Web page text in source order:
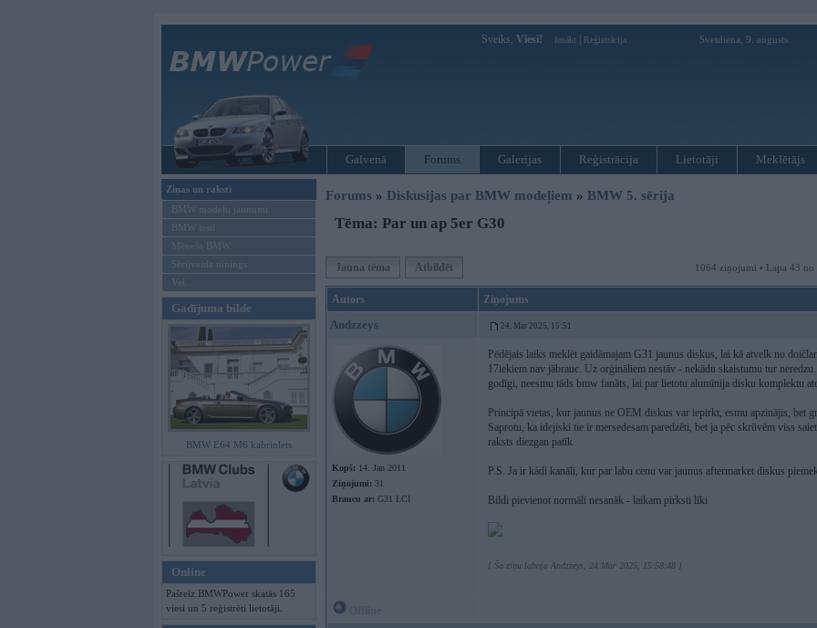
Sveiks, Viesi! Ienākt Reģistrācija Svetdiena, 9. augusts
Galvenā Forums Galerijas Reģistrācija Lietotāji Meklētājs
Ziņas un raksti
BMW modeļu jaunumi
BMW testi
Mēneša BMW
Sērijveida tūnings
Vel...
Gadījuma bilde
BMW E64 M6 kabriolets
Online
Pašreiz BMWPower skatās 165
viesi un 5 reģistrēti lietotāji.
Forums » Diskusijas par BMW modeļiem » BMW 5. sērija
Tēma: Par un ap 5er G30
Jauna tēma Atbildēt 1064 ziņojumi • Lapa 43 no
Autors Ziņojums
Andzzeys 24. Mar 2025, 15:51
Kopš: 14. Jan 2011
Ziņojumi: 31
Braucu ar: G31 LCI
Pēdējais laiks meklēt gaidāmajam G31 jaunus diskus, lai kā atvelk no
17iekiem nav jābrauc. Uz orģināliem nestāv - nekādu skaistumu tur
godīgi, neesmu tāds bmw fanāts, lai par lietotu alumīnija disku komplektu
Principā vietas, kur jaunus ne OEM diskus var iepirkt, esmu apzinājis, bet
Saprotu, ka idejiski tie ir mersedesam paredzēti, bet ja pēc skrūvēm viss
raksts diezgan patīk
P.S. Ja ir kàdi kanāli, kur par labu cenu var jaunus aftermarket diskus
Bildi pievienot normāli nesanāk - laikam pirksti līki
[ Šo ziņu laboja Andzzeys, 24 Mar 2025, 15:58:48 ]